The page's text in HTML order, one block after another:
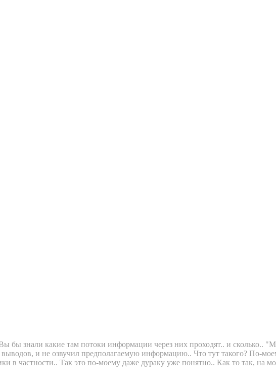
бы знали какие там потоки информации через них проходят.. и сколько..
и не озвучил предполагаемую информацию.. Что тут такого? По-
в частности.. Так это по-моему даже дураку уже понятно.. Как то так, на